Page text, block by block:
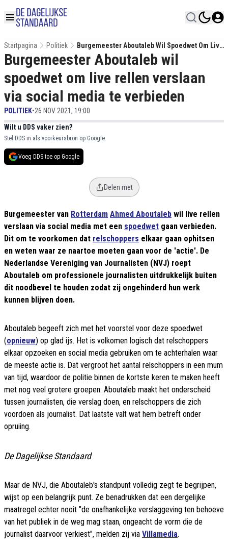
Startpagina Politiek
Burgemeester Aboutaleb Wil Spoedwet Om Live
Rellen Verslaan Via Social Media Te Verbieden
Burgemeester Aboutaleb wil
spoedwet om live rellen verslaan
via social media te verbieden
POLITIEK•26 NOV 2021, 19:00
Wilt u DDS vaker zien?
Stel DDS in als voorkeursbron op Google.
Voeg DDS toe op Google
Delen met
Burgemeester van Rotterdam Ahmed Aboutaleb wil live rellen
verslaan via social media met een spoedwet gaan verbieden.
Dit om te voorkomen dat relschoppers elkaar gaan ophitsen
en weten waar ze naartoe moeten gaan voor de 'actie'. De
Nederlandse Vereniging van Journalisten (NVJ) roept
Aboutaleb om professionele journalisten uitdrukkelijk buiten
dit noodbevel te houden zodat zij ongehinderd hun werk
kunnen blijven doen.
Aboutaleb begeeft zich met het voorstel voor deze spoedwet
(opnieuw) op glad ijs. Het is volkomen logisch dat relschoppers
elkaar opzoeken en social media gebruiken om te achterhalen waar
de meeste actie is. Dat vergroot het aantal relschoppers in een mum
van tijd, waardoor de politie binnen de kortste keren te maken heeft
met nog veel grotere groepen. Aboutaleb maakt het onderscheid
tussen journalisten, die verslag doen, en relschoppers die zich
voordoen als journalist. Dat laatste valt wat hem betreft onder
opruiing.
De Dagelijkse Standaard
Maar de NVJ, die Aboutaleb's standpunt volledig zegt te begrijpen,
wijst op een belangrijk punt. Ze benadrukken dat een dergelijke
maatregel echter nooit "de onafhankelijke verslaggeving ten behoeve
van het publiek in de weg mag staan, ongeacht de vorm die de
journalist daarvoor verkiest", melden zij via Villamedia.